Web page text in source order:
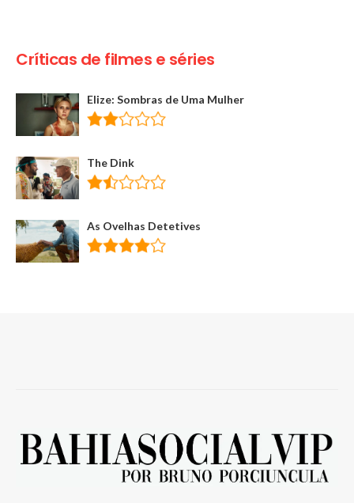
Críticas de filmes e séries
Elize: Sombras de Uma Mulher
The Dink
As Ovelhas Detetives